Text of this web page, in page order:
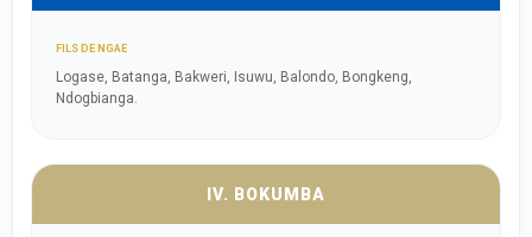
FILS DE NGAE
Logase, Batanga, Bakweri, Isuwu, Balondo, Bongkeng,
Ndogbianga.
IV. BOKUMBA